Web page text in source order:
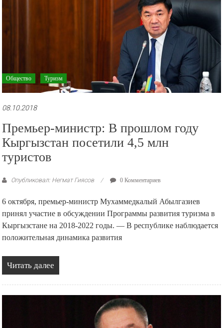
Общество Туризм
08.10.2018
Премьер-министр: В прошлом году
Кыргызстан посетили 4,5 млн
туристов
Опубликовал: Негмат Гиясов 0 Комментариев
6 октября, премьер-министр Мухаммедкалый Абылгазиев
принял участие в обсуждении Программы развития туризма в
Кыргызстане на 2018-2022 годы. — В республике наблюдается
положительная динамика развития
Читать далее